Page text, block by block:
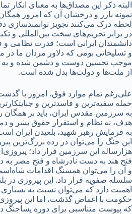
البته ذکر این مصداق‌ها به معنای انکار
نمونه بارز و درخشان آن که امروز
لحظه درک می‌کنند تجویز توانمندسازی
در برابر تحریم‌های سخت بین‌المللی و
دانشمندان ایرانی است؛ قدرت نظامی
و تسلیحاتی بومی که دلاور مردان ما در
موجب تحسین دوست و دشمن شده و به
از ملت‌ها و دولت‌ها بدل شده است.
علی‌رغم تمام موارد فوق، امروز با گذشت
حمله سفیه‌ترین و فاسدترین و
به سرزمین مقدس ایران، باید بر
هدف، نه نظام و استقرار حقوق بشر و
به فرمایش رهبر شهید، بلعیدن ایران
این جنگ را می‌توان در رده بزرگ‌ترین
هزارساله این سرزمین قرار داد؛
فتح هند به دست نادرشاه و فتح مصر
و آن را می‌توان همسنگ اقدامات
سلسله صفویه قرار داد. این پیروزی در
اهمیت دارد که می‌توان نسبت به بسیاری
حکومت با اغماض گذشت، اما این
که پیوست متناسبی برای دوره پساجنگ